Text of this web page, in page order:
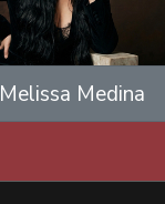
Melissa Medina